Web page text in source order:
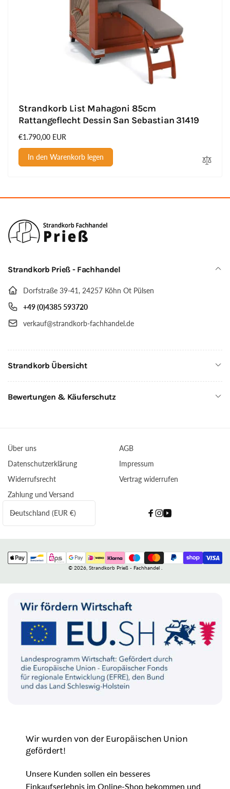
Strandkorb List Mahagoni 85cm
Rattangeflecht Dessin San Sebastian 31419
Normaler
Preis
€1.790,00 EUR
In den Warenkorb legen
Strandkorb Prieß - Fachhandel
Dorfstraße 39-41, 24257 Köhn Ot Pülsen
+49 (0)4385 593720
verkauf@strandkorb-fachhandel.de
Strandkorb Übersicht
Bewertungen & Käuferschutz
Über uns
AGB
Datenschutzerklärung
Impressum
Widerrufsrecht
Vertrag widerrufen
Zahlung und Versand
L
a
n
d
/
Deutschland (EUR €)
Facebook
Instagram
YouTube
Zahlungsmethoden
© 2026, Strandkorb Prieß - Fachhandel
Wir wurden von der Europäischen Union
gefördert!
Unsere Kunden sollen ein besseres
Einkaufserlebnis im Online-Shop bekommen und